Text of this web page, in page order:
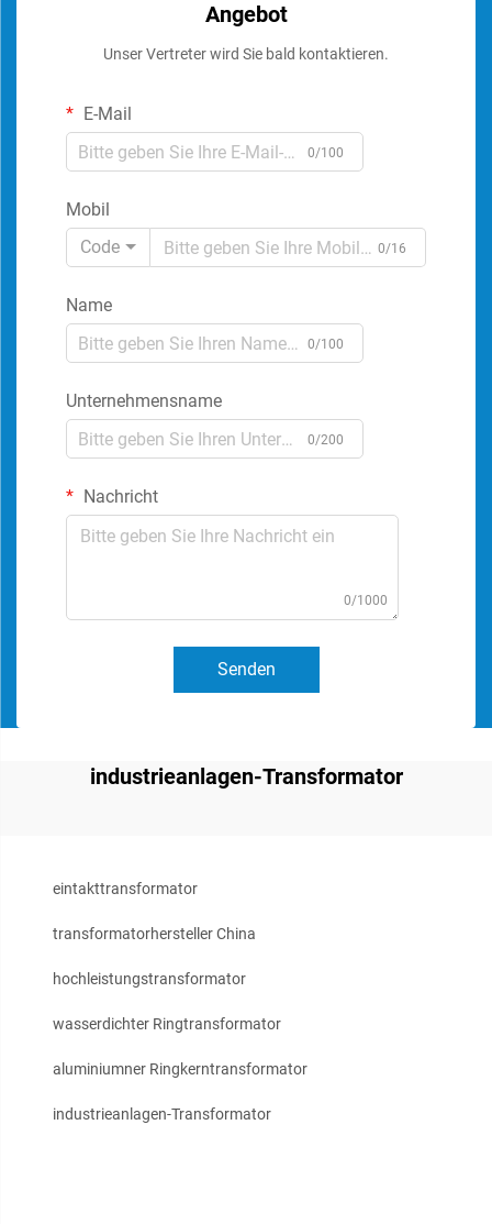
Angebot
Unser Vertreter wird Sie bald kontaktieren.
E-Mail
0/100
Mobil
Code
0/16
Name
0/100
Unternehmensname
0/200
Nachricht
0/1000
Senden
industrieanlagen-Transformator
eintakttransformator
transformatorhersteller China
hochleistungstransformator
wasserdichter Ringtransformator
aluminiumner Ringkerntransformator
industrieanlagen-Transformator